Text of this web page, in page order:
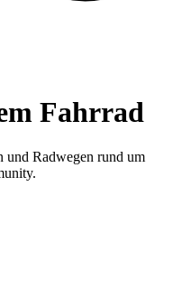
Fahrrad
und Radwegen rund um